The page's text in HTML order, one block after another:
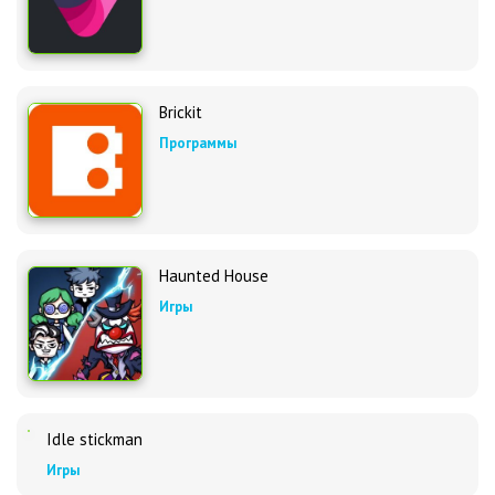
Brickit
Программы
Haunted House
Игры
Idle stickman
Игры